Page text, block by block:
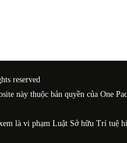
reserved
này thuộc bản quyền của One
là vi phạm Luật Sở hữu Trí tuệ